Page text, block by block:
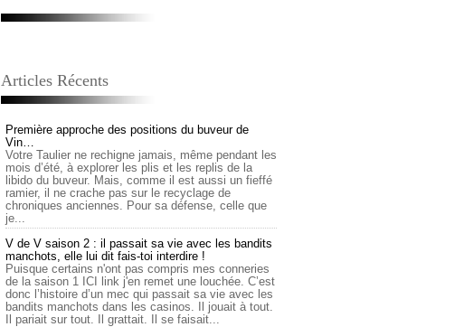
Articles Récents
Première approche des positions du buveur de
Vin…
Votre Taulier ne rechigne jamais, même pendant les
mois d’été, à explorer les plis et les replis de la
libido du buveur. Mais, comme il est aussi un fieffé
ramier, il ne crache pas sur le recyclage de
chroniques anciennes. Pour sa défense, celle que
je...
V de V saison 2 : il passait sa vie avec les bandits
manchots, elle lui dit fais-toi interdire !
Puisque certains n'ont pas compris mes conneries
de la saison 1 ICI link j'en remet une louchée. C’est
donc l’histoire d’un mec qui passait sa vie avec les
bandits manchots dans les casinos. Il jouait à tout.
Il pariait sur tout. Il grattait. Il se faisait...